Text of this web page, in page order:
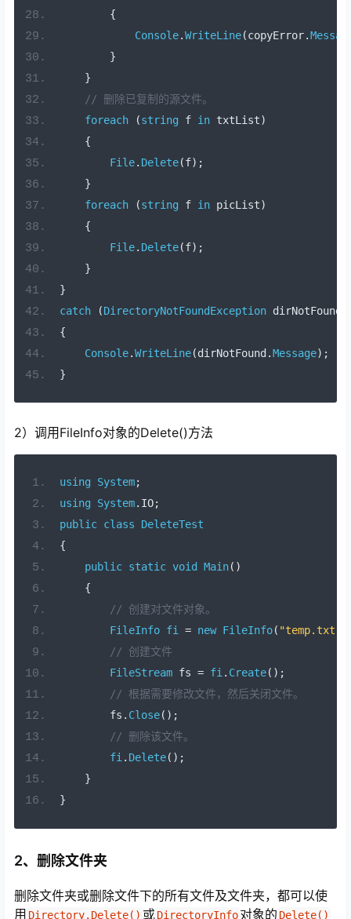
{
Console.WriteLine(copyError.
}
}
// 删除已复制的源文件。
foreach
(string f in txtList)
{
File. Delete(f);
}
foreach
(string f in picList)
{
File. Delete(f);
}
}
catch
(DirectoryNotFoundException dirNotFound
{
Console.WriteLine(dirNotFound .Message);
}
2）调用FileInfo对象的Delete()方法
using System;
using
System. IO;
public class
DeleteTest
{
public static void Main()
{
// 创建对文件对象。
FileInfo fi = new FileInfo( "temp.txt"
// 创建文件
FileStream fs = fi . Create();
// 根据需要修改文件，然后关闭文件。
        fs
. Close();
// 删除该文件。
fi . Delete();
}
}
2、删除文件夹
删除文件夹或删除文件下的所有文件及文件夹，都可以使
用 Directory.Delete() 或DirectoryInfo对象的 Delete()